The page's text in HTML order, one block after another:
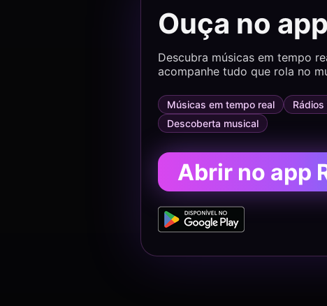
Ouça no app
Descubra músicas em tempo
acompanhe tudo que rola no
Músicas em tempo real
Descoberta musical
Abrir no app